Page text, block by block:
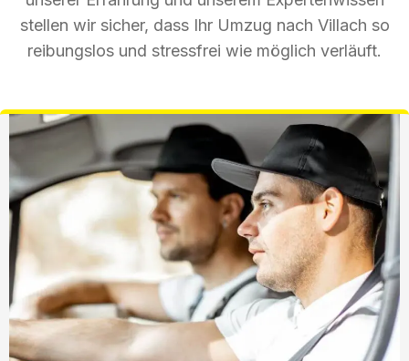
stellen wir sicher, dass Ihr Umzug nach Villach so
reibungslos und stressfrei wie möglich verläuft.